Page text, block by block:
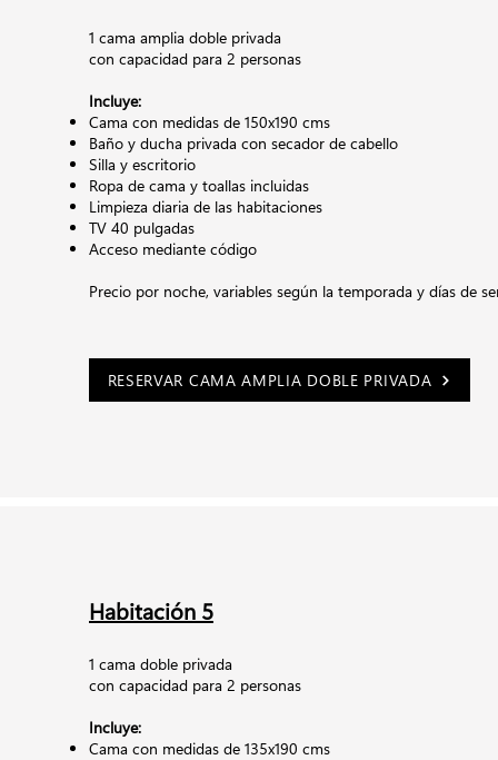
1 cama amplia doble privada
con capacidad para 2 personas
Incluye:
Cama con medidas de 150x190 cms
Baño y ducha privada con secador de cabello
Silla y escritorio
Ropa de cama y toallas incluidas
Limpieza diaria de las habitaciones
TV 40 pulgadas
Acceso mediante código
Precio por noche, variables según la temporada y días de
RESERVAR CAMA AMPLIA DOBLE PRIVADA
Habitación 5
1 cama doble privada
con capacidad para 2 personas
Incluye:
Cama con medidas de 135x190 cms